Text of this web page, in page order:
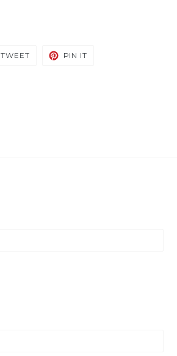
TWEETTWEET
PIN IT